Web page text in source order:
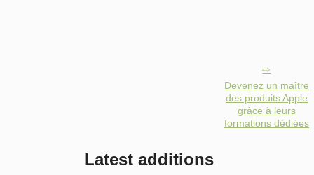
Devenez un maître
des produits Apple
grâce à leurs
formations dédiées
Latest additions